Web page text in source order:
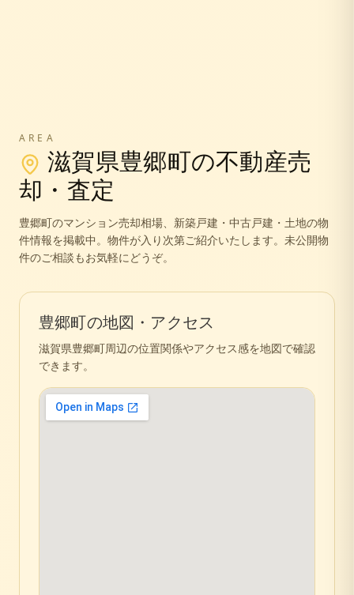
AREA
滋賀県豊郷町の不動産売
却・査定
豊郷町のマンション売却相場、新築戸建・中古戸建・土地の物
件情報を掲載中。 物件が入り次第ご紹介いたします。未公開物
件のご相談もお気軽にどうぞ。
豊郷町の地図・アクセス
滋賀県豊郷町周辺の位置関係やアクセス感を地図で確認
できます。